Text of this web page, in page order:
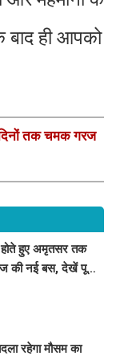
बाद ही आपको
तक चमक गरज
हुए अमृतसर तक
की नई बस, देखें पूरा
रहेगा मौसम का